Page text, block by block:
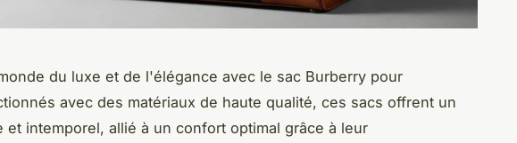
du luxe et de l'élégance avec le sac Burberry pour
avec des matériaux de haute qualité, ces sacs offrent un
et intemporel, allié à un confort optimal grâce à leur